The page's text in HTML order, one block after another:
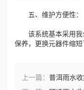
五、维护方便性：
该系统基本采用我
保养，更换元器件缩短
上一篇： 普洱雨水